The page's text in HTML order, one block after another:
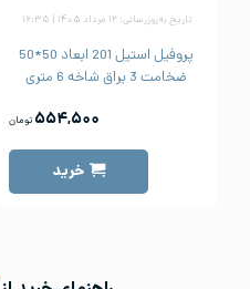
تاریخ به‌روزرسانی: ۱۲ مرداد ۱۴۰۵ | ۱۶:۳۵
پروفیل استیل 201 ابعاد 50*50
ضخامت 3 براق شاخه 6 متری
۵۵۴,۵۰۰ تومان
خرید